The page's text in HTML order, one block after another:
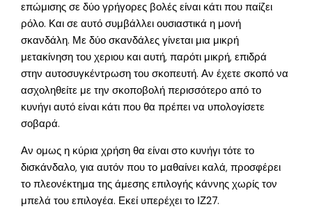
επώμισης σε δύο γρήγορες βολές είναι κάτι που παίζει
ρόλο. Και σε αυτό συμβάλλει ουσιαστικά η μονή
σκανδάλη. Με δύο σκανδάλες γίνεται μια μικρή
μετακίνηση του χεριου και αυτή, παρότι μικρή, επιδρά
στην αυτοσυγκέντρωση του σκοπευτή. Αν έχετε σκοπό να
ασχοληθείτε με την σκοποβολή περισσότερο από το
κυνήγι αυτό είναι κάτι που θα πρέπει να υπολογίσετε
σοβαρά.
Αν ομως η κύρια χρήση θα είναι στο κυνήγι τότε το
δισκάνδαλο, για αυτόν που το μαθαίνει καλά, προσφέρει
το πλεονέκτημα της άμεσης επιλογής κάννης χωρίς τον
μπελά του επιλογέα. Εκεί υπερέχει το ΙΖ27.